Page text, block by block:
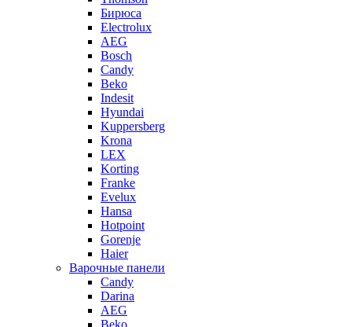
Бирюса
Electrolux
AEG
Bosch
Candy
Beko
Indesit
Hyundai
Kuppersberg
Krona
LEX
Korting
Franke
Evelux
Hansa
Hotpoint
Gorenje
Haier
Варочные панели
Candy
Darina
AEG